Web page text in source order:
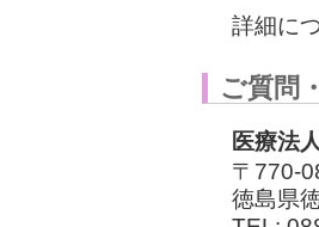
詳細に
ご質問
医療法
〒770-
徳島県